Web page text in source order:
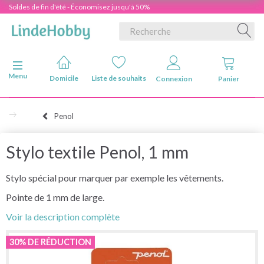
Soldes de fin d'été - Économisez jusqu'à 50%
Basculer la navigation
Menu
Domicile Liste de souhaits Connexion Panier
Penol
Stylo textile Penol, 1 mm
Stylo spécial pour marquer par exemple les vêtements.
Pointe de 1 mm de large.
Voir la description complète
30% DE RÉDUCTION